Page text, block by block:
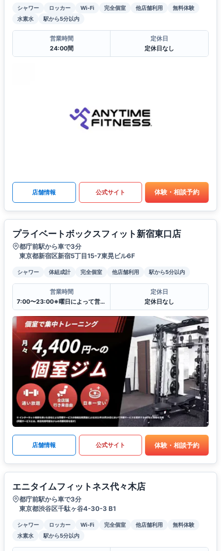
シャワー ロッカー Wi-Fi 完全個室 他店舗利用
無料体験
水素水
駅から5分以内
営業時間
24:00間
定休日
定休日なし
店舗情報 公式サイト 体験・相談予約
プライベートボックスフィット新宿東口店
都庁前駅から車で3分
東京都新宿区新宿5丁目15-7東晃ビル6F
シャワー 体組成計 完全個室 他店舗利用 駅から5分以内
営業時間
7:00〜23:00※曜日によって営業時間が異なる場合がございます.
定休日
定休日なし
店舗情報 公式サイト 体験・相談予約
エニタイムフィットネス代々木店
都庁前駅から車で3分
東京都渋谷区千駄ヶ谷4-30-3 B1
シャワー ロッカー Wi-Fi 完全個室 他店舗利用
無料体験
水素水
駅から5分以内